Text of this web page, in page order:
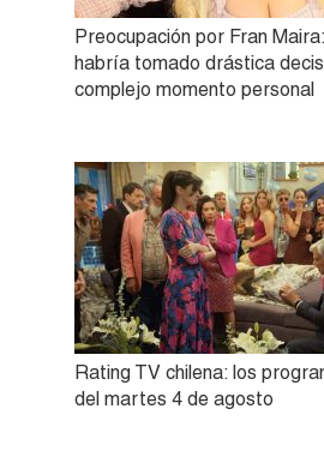
Preocupación por Fran
habría tomado drástica
complejo momento personal
Rating TV chilena: los
del martes 4 de agosto